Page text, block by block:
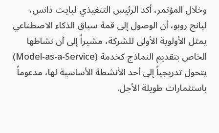
وخلال المؤتمر، أكد الرئيس التنفيذي لبايت دانس،
ليانج روبو، أن الوصول إلى قمة سباق الذكاء الاصطناعي
يمثل الأولوية الأولى للشركة، مشيراً إلى أن نشاطها
الخاص بتقديم النماذج كخدمة (Model-as-a-Service)
يتحول تدريجياً إلى أحد الأنشطة الأساسية لها، مدعوماً
باستثمارات طويلة الأجل.